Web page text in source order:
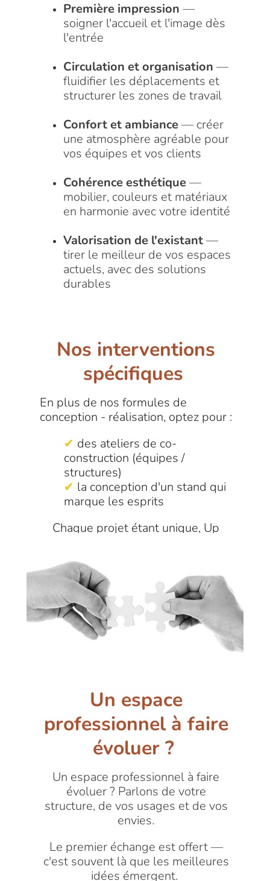
Première impression —
soigner l'accueil et l'image dès
l'entrée
Circulation et organisation —
fluidifier les déplacements et
structurer les zones de travail
Confort et ambiance— créer
une atmosphère agréable pour
vos équipes et vos clients
Cohérence esthétique—
mobilier, couleurs et matériaux
en harmonie avec votre identité
Valorisation de l'existant—
tirer le meilleur de vos espaces
actuels, avec des solutions
durables
Nos interventions
spécifiques
En plus de nos formules de
conception - réalisation, optez pour :
✔ des ateliers de co-
construction (équipes /
structures)
✔ la conception d'un stand qui
marque les esprits
Chaque projet étant unique, Up
Un espace
professionnel à faire
évoluer ?
Un espace professionnel à faire
évoluer ? Parlons de votre
structure, de vos usages et de vos
envies.
Le premier échange est offert —
c'est souvent là que les meilleures
idées émergent.